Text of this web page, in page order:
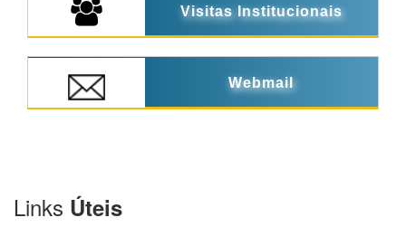
Visitas Institucionais
Webmail
Links Úteis